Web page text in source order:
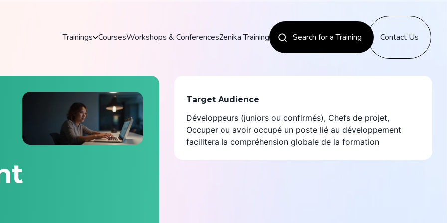
Trainings
Trainings
Discover our practical and up-to-date training
courses to master key tools and technologies
in your field.
Discover
CoursesWorkshops & ConferencesZenika Training Search for a Training Contact Us
Target Audience
Développeurs (juniors ou confirmés), Chefs de projet,
Occuper ou avoir occupé un poste lié au développement
facilitera la compréhension globale de la formation